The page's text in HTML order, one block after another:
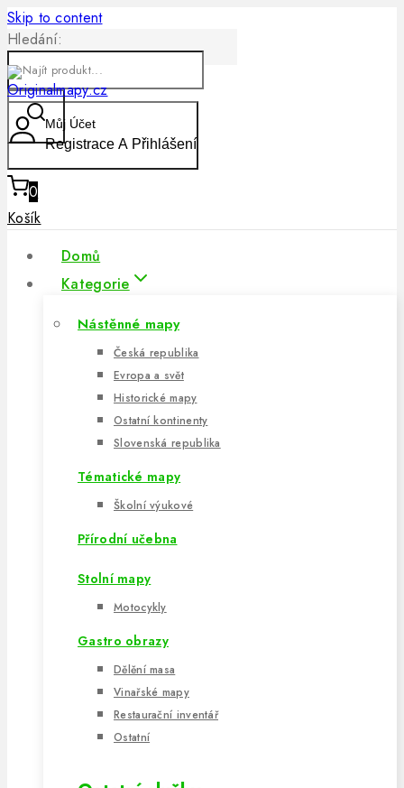
Skip to content
Hledání:
Můj Účet
Registrace A Přihlášení
0
Košík
Domů
Kategorie
Nástěnné mapy
Česká republika
Evropa a svět
Historické mapy
Ostatní kontinenty
Slovenská republika
Tématické mapy
Školní výukové
Přírodní učebna
Stolní mapy
Motocykly
Gastro obrazy
Dělění masa
Vinařské mapy
Restaurační inventář
Ostatní